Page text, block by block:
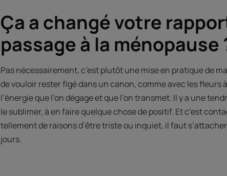
Ça a changé votre
passage à la ménopause
Pas nécessairement, c’est plutôt une mise en pratique de
de vouloir rester figé dans un canon, comme avec les fleurs
l’énergie que l’on dégage et que l’on transmet. Il y a une
le sublimer, à en faire quelque chose de positif. Et c’est
tellement de raisons d’être triste ou inquiet, il faut
jours.